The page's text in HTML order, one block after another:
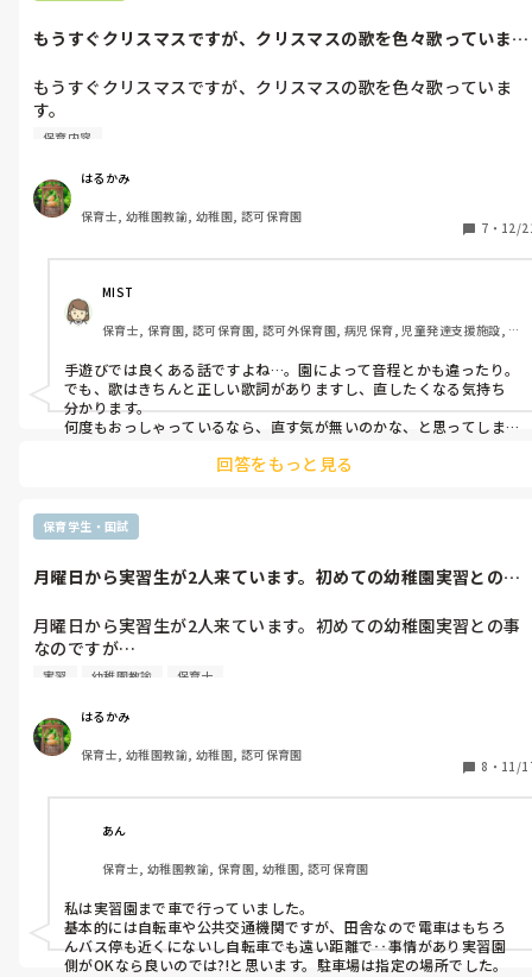
もうすぐクリスマスですが、クリスマスの歌を色々歌っていま
もうすぐクリスマスですが、クリスマスの歌を色々歌っていま
す。
その中の1つ あわてんぼうのサンタクロースは 皆お気に入りで
が、4番の歌詞で ♪もいちどくるよと かえってく♪
を ♪もいちどくるよと かえったよ♪と歌う我が園。
何度も  かえってく ですよね!!って言っても かえったよ が歌い慣
子ども達も 間違った方で覚えています。
気になって仕方ない私ですが、いちいち気になる私の方が間違っ
てるのかな…と思う事もあり。
毎日この歌を歌う度にモヤモヤしてます。
保育内容
はるかみ
保育士, 幼稚園教諭, 幼稚園, 認可保育園
7 ・ 12/
MIST
保育士, 保育園, 認可保育園, 認可外保育園, 病児保育, 児童発達支援施設,
手遊びでは良くある話ですよね…。園によって音程とかも違ったり。
でも、歌はきちんと正しい歌詞がありますし、直したくなる気持ち
分かります。
何度もおっしゃっているなら、直す気が無いのかな、と思ってしま
回答をもっと見る
保育学生・国試
月曜日から実習生が2人来ています。初めての幼稚園実習との事
月曜日から実習生が2人来ています。初めての幼稚園実習との事
なのですが…
ビックリしたのが2人とも自家用車で実習に来ています。
車場も広いですが学びに来るのに車??とビックリしていますが、
ただ私の考えが古いだけ??
私が学んでいた時は園に迷惑をかけないが基本だったけど…。車
で来る事は迷惑ではないですが、今週遅番の私は実習生より遠い
所に車停める羽目になってます。
実習 幼稚園教諭 保育士
はるかみ
保育士, 幼稚園教諭, 幼稚園, 認可保育園
8 ・ 11/
あん
保育士, 幼稚園教諭, 保育園, 幼稚園, 認可保育園
私は実習園まで車で行っていました。
基本的には自転車や公共交通機関ですが、田舎なので電車はもちろ
んバス停も近くにないし自転車でも遠い距離で‥事情があり実習園
側がOKなら良いのでは?!と思います。駐車場は指定の場所でした。